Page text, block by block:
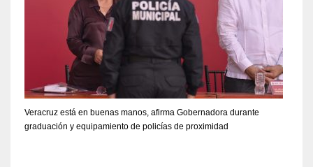
Veracruz está en buenas manos, afirma Gobernadora durante
graduación y equipamiento de policías de proximidad